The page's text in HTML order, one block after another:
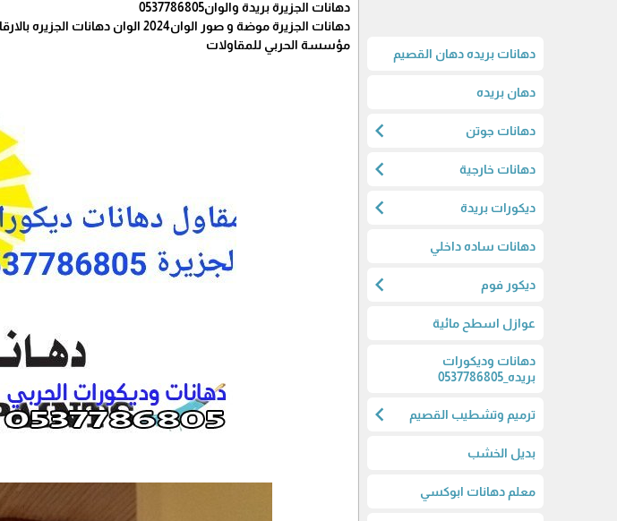
دهانات بريده دهان القصيم
دهان بريده
دهانات جوتن chevron_left
دهانات خارجية chevron_left
ديكورات بريدة chevron_left
دهانات ساده داخلي
ديكور فوم chevron_left
عوازل اسطح مائية
دهانات وديكورات
بريده_0537786805
ترميم وتشطيب القصيم chevron_left
بديل الخشب
معلم دهانات ابوكسي
دهانات الجزيرة بريدة والوان0537786805
دهانات الجزيرة موضة و صور الوان2024 الوان دهانات الجزيره بالارقام0537786805
مؤسسة الحربي للمقاولات